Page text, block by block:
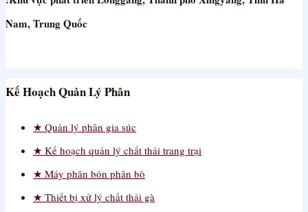
Nam, Trung Quốc
Kế Hoạch Quản Lý Phân
Quản lý phân gia súc
Kế hoạch quản lý chất thải trang trại
Máy phân bón phân bò
Thiết bị xử lý chất thải gà